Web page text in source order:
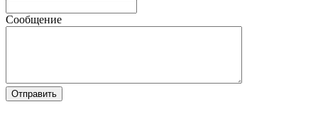
Сообщение